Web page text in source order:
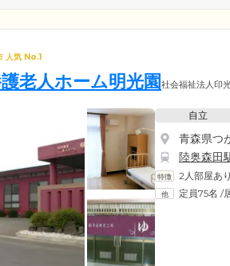
人気 No.1
老人ホーム明光園 社会福祉法人印
自立
青森県つ
陸奥森田
2人部屋あ
定員75名 /